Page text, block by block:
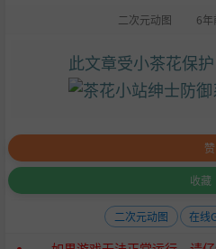
二次元动图 6年
此文章受小茶花保
赞
收藏
二次元动图 在线